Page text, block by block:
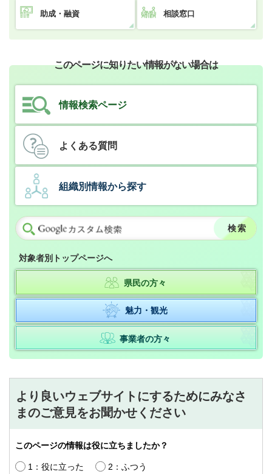
助成・融資 相談窓口
このページに知りたい情報がない場合は
情報検索ページ
よくある質問
組織別情報から探す
対象者別トップページへ
県民の方々
魅力・観光
事業者の方々
より良いウェブサイトにするためにみなさ
まのご意見をお聞かせください
このページの情報は役に立ちましたか？
1：役に立った
2：ふつう